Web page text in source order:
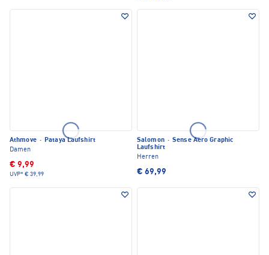
Athmove · Pataya Laufshirt
Damen
€ 9,99
UVP* € 39,99
Salomon · Sense Aero Graphic
Laufshirt
Herren
€ 69,99